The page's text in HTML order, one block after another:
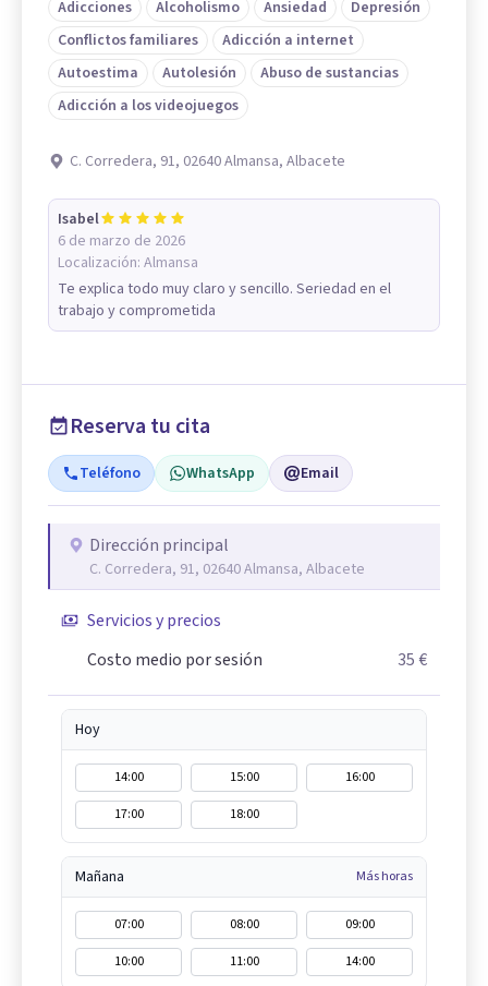
Adicciones Alcoholismo Ansiedad
Depresión
Conflictos familiares
Adicción a internet
Autoestima
Autolesión
Abuso de sustancias
Adicción a los videojuegos
C. Corredera, 91, 02640 Almansa, Albacete
Isabel
6 de marzo de 2026
Localización: Almansa
Te explica todo muy claro y sencillo. Seriedad en el
trabajo y comprometida
Reserva tu cita
Teléfono WhatsApp Email
Dirección principal
C. Corredera, 91, 02640 Almansa, Albacete
Servicios y precios
Costo medio por sesión
35 €
Hoy
14:00 15:00
16:00
17:00
18:00
Mañana Más horas
07:00 08:00
09:00
10:00
11:00 14:00